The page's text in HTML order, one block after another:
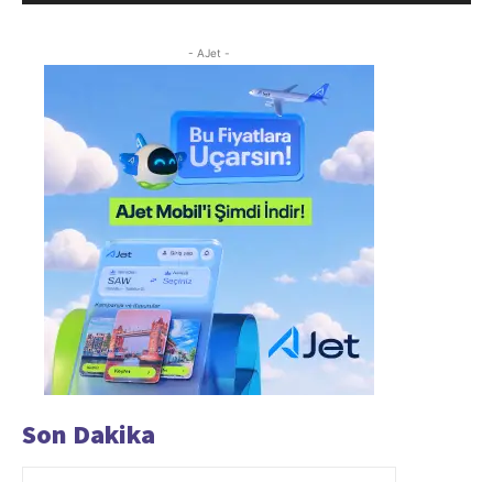
- AJet -
Son Dakika